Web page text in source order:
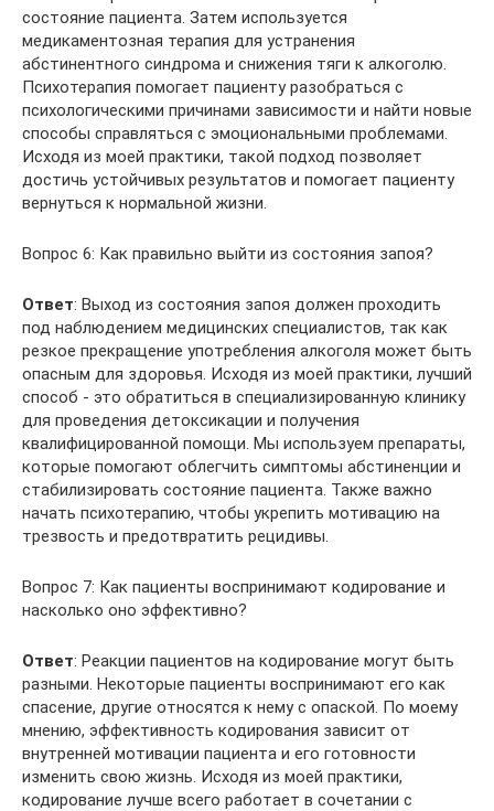
состояние пациента. Затем используется
медикаментозная терапия для устранения
абстинентного синдрома и снижения тяги к алкоголю.
Психотерапия помогает пациенту разобраться с
психологическими причинами зависимости и найти новые
способы справляться с эмоциональными проблемами.
Исходя из моей практики, такой подход позволяет
достичь устойчивых результатов и помогает пациенту
вернуться к нормальной жизни.
Вопрос 6: Как правильно выйти из состояния запоя?
Ответ: Выход из состояния запоя должен проходить
под наблюдением медицинских специалистов, так как
резкое прекращение употребления алкоголя может быть
опасным для здоровья. Исходя из моей практики, лучший
способ - это обратиться в специализированную клинику
для проведения детоксикации и получения
квалифицированной помощи. Мы используем препараты,
которые помогают облегчить симптомы абстиненции и
стабилизировать состояние пациента. Также важно
начать психотерапию, чтобы укрепить мотивацию на
трезвость и предотвратить рецидивы.
Вопрос 7: Как пациенты воспринимают кодирование и
насколько оно эффективно?
Ответ: Реакции пациентов на кодирование могут быть
разными. Некоторые пациенты воспринимают его как
спасение, другие относятся к нему с опаской. По моему
мнению, эффективность кодирования зависит от
внутренней мотивации пациента и его готовности
изменить свою жизнь. Исходя из моей практики,
кодирование лучше всего работает в сочетании с